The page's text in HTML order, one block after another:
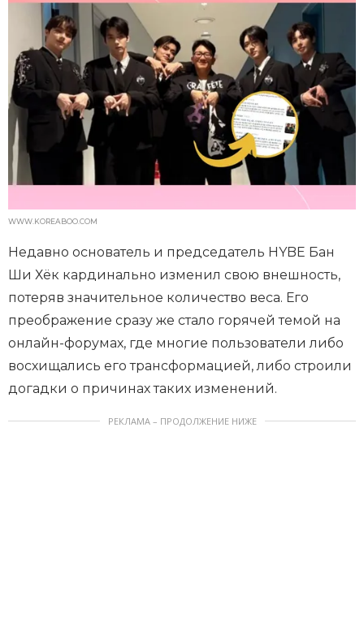
WWW.KOREABOO.COM
Недавно основатель и председатель HYBE Бан
Ши Хёк кардинально изменил свою внешность,
потеряв значительное количество веса. Его
преображение сразу же стало горячей темой на
онлайн-форумах, где многие пользователи либо
восхищались его трансформацией, либо строили
догадки о причинах таких изменений.
РЕКЛАМА – ПРОДОЛЖЕНИЕ НИЖЕ